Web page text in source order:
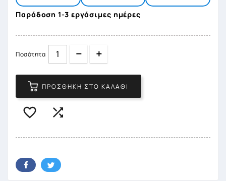
Παράδοση 1-3 εργάσιμες ημέρες
Ποσότητα Quantity
ΠΡΟΣΘΉΚΗ ΣΤΟ ΚΑΛΆΘΙ
 